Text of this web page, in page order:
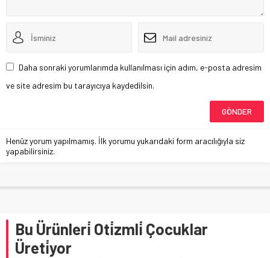
Daha sonraki yorumlarımda kullanılması için adım, e-posta adresim
ve site adresim bu tarayıcıya kaydedilsin.
Henüz yorum yapılmamış. İlk yorumu yukarıdaki form aracılığıyla siz
yapabilirsiniz.
Bu Ürünleri̇ Oti̇zmli̇ Çocuklar
Üreti̇yor